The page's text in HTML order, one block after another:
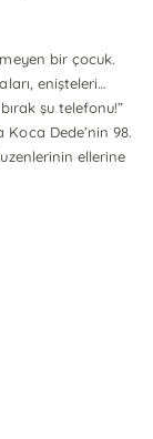
bir çocuk.
enişteleri…
şu telefonu!”
Dede’nin 98.
ellerine